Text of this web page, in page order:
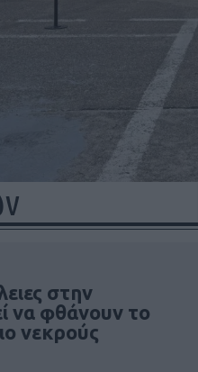
στην
να φθάνουν το
νεκρούς